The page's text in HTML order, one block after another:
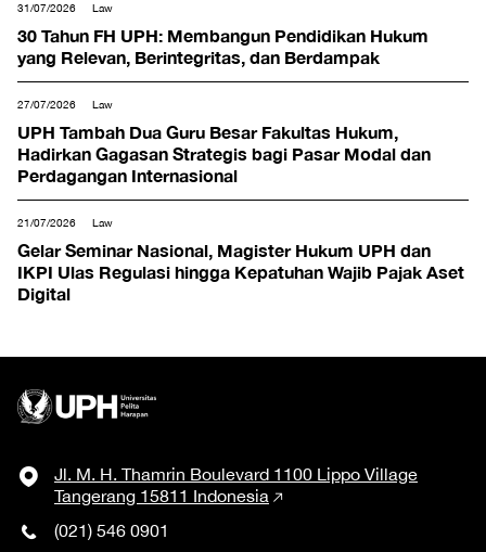
31/07/2026 Law
30 Tahun FH UPH: Membangun Pendidikan Hukum
yang Relevan, Berintegritas, dan Berdampak
27/07/2026 Law
UPH Tambah Dua Guru Besar Fakultas Hukum,
Hadirkan Gagasan Strategis bagi Pasar Modal dan
Perdagangan Internasional
21/07/2026 Law
Gelar Seminar Nasional, Magister Hukum UPH dan
IKPI Ulas Regulasi hingga Kepatuhan Wajib Pajak Aset
Digital
Jl. M. H. Thamrin Boulevard 1100 Lippo Village
Tangerang 15811 Indonesia
(021) 546 0901